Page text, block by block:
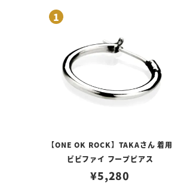
【ONE OK ROCK】TAKAさん 着用
ビビファイ フープピアス
¥5,280